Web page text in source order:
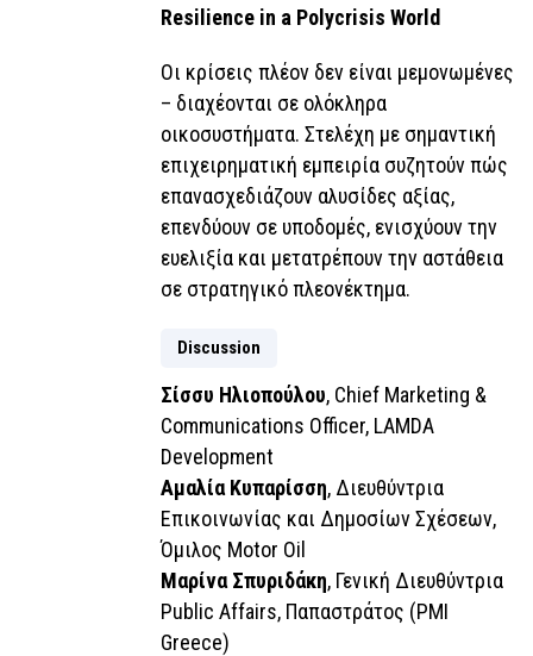
Resilience in a Polycrisis World
Οι κρίσεις πλέον δεν είναι μεμονωμένες
– διαχέονται σε ολόκληρα
οικοσυστήματα. Στελέχη με σημαντική
επιχειρηματική εμπειρία συζητούν πώς
επανασχεδιάζουν αλυσίδες αξίας,
επενδύουν σε υποδομές, ενισχύουν την
ευελιξία και μετατρέπουν την αστάθεια
σε στρατηγικό πλεονέκτημα.
Discussion
Σίσσυ Ηλιοπούλου, Chief Marketing &
Communications Officer, LAMDA
Development
Αμαλία Κυπαρίσση, Διευθύντρια
Επικοινωνίας και Δημοσίων Σχέσεων,
Όμιλος Motor Oil
Μαρίνα Σπυριδάκη, Γενική Διευθύντρια
Public Affairs, Παπαστράτος (PMI
Greece)